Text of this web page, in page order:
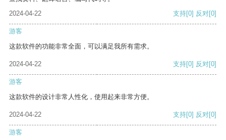
2024-04-22
支持[0] 反对[0]
游客
这款软件的功能非常全面，可以满足我所有需求。
2024-04-22 支持[0] 反对[0]
游客
这款软件的设计非常人性化，使用起来非常方便。
2024-04-22 支持[0] 反对[0]
游客